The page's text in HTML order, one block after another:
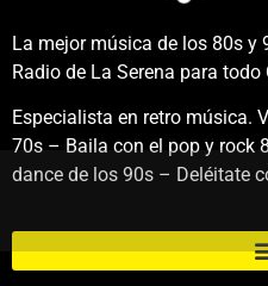
La mejor música de los 80s y
Radio de La Serena para todo
Especialista en retro música.
70s – Baila con el pop y rock
dance de los 90s – Deléitate